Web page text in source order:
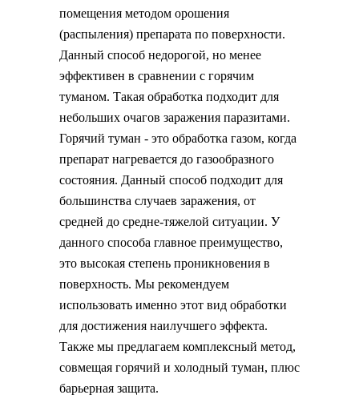
помещения методом орошения
(распыления) препарата по поверхности.
Данный способ недорогой, но менее
эффективен в сравнении с горячим
туманом. Такая обработка подходит для
небольших очагов заражения паразитами.
Горячий туман - это обработка газом, когда
препарат нагревается до газообразного
состояния. Данный способ подходит для
большинства случаев заражения, от
средней до средне-тяжелой ситуации. У
данного способа главное преимущество,
это высокая степень проникновения в
поверхность. Мы рекомендуем
использовать именно этот вид обработки
для достижения наилучшего эффекта.
Также мы предлагаем комплексный метод,
совмещая горячий и холодный туман, плюс
барьерная защита.